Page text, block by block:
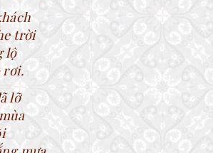
trời
lộ
rơi.
lỡ